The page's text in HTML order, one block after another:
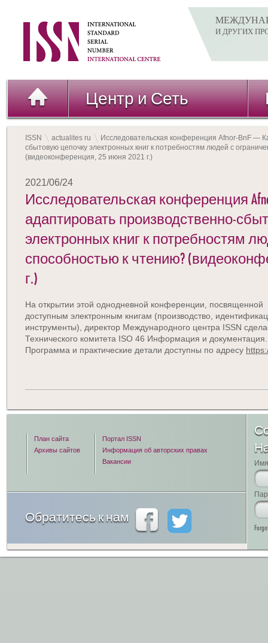
И ДРУГИХ
Центр и Сеть
ISSN actualites ru
Исследовательская конференция Afnor-BnF —
сбытовую цепочку электронных книг к потребностям людей с
(видеоконференция, 25 июня 2021 г.)
2021/06/24
Исследовательская конференция
адаптировать производственно-
электронных книг к потребностям
способностью к чтению?
г.)
На открытии этой однодневной конференции, посвященной
доступным электронным книгам (производство,
инструменты), директор Международного центра ISSN
Технического комитета ISO 46 Информация и
Программа и практические детали доступны по адресу
План сайта
Архивы сайтов
Портал ISSN
Информация об авторских правах
Вакансии
Обратитесь к нам
Имя